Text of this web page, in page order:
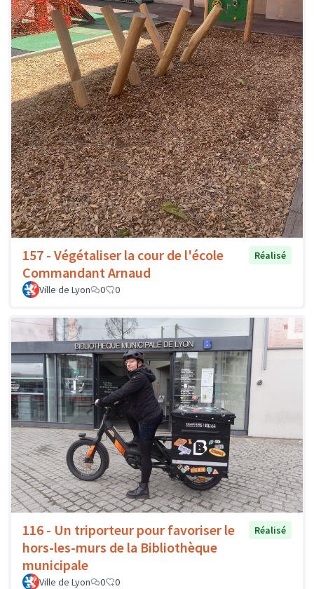
157 - Végétaliser la cour de l'école
Commandant Arnaud
Réalisé
Ville de Lyon 0 0
116 - Un triporteur pour favoriser le
hors-les-murs de la Bibliothèque
municipale
Réalisé
Ville de Lyon 0 0